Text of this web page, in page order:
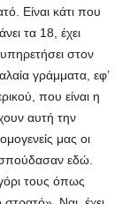
Είναι κάτι που
τα 18, έχει
στον
γράμματα, εφ’
που είναι η
αυτή την
μας οι
σπούδασαν εδώ.
τους όπως